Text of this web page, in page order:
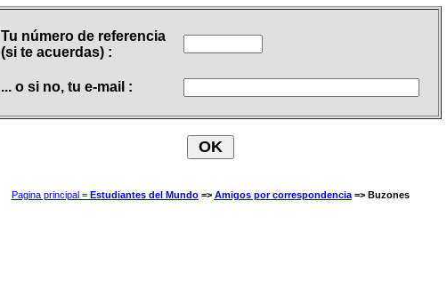
Tu número de referencia
(si te acuerdas) :
... o si no, tu e-mail :
Pagina principal = Estudiantes del Mundo=> Amigos por correspondencia=> Buzones